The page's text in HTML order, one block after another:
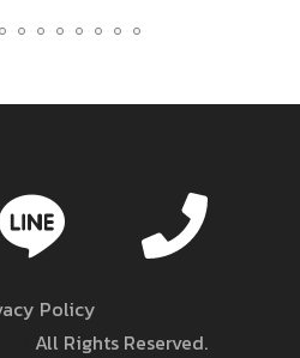
Policy
All Rights Reserved.